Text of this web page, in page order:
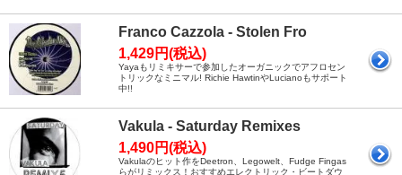
Franco Cazzola - Stolen Fro
1,429円(税込)
Yayaもリミキサーで参加したオーガニックでアフロセン
トリックなミニマル! Richie HawtinやLucianoもサポート
中!!
Vakula - Saturday Remixes
1,490円(税込)
Vakulaのヒット作をDeetron、Legowelt、Fudge Fingas
らがリミックス！おすすめエレクトリック・ビートダウ